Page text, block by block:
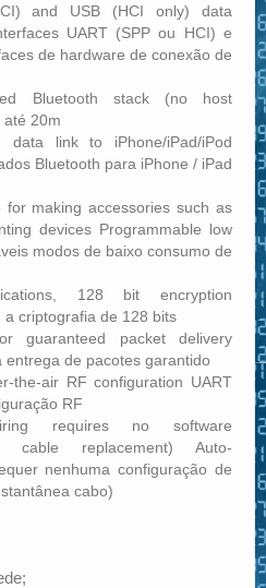
and USB (HCI only) data
UART (SPP ou HCI) e
de hardware de conexão de
Bluetooth stack (no host
até 20m
data link to iPhone/iPad/iPod
Bluetooth para iPhone / iPad
for making accessories such as
devices Programmable low
​​modos de baixo consumo de
128 bit encryption
criptografia de 128 bits
guaranteed packet delivery
de pacotes garantido
the-air RF configuration UART
RF
requires no software
cable replacement) Auto-
nenhuma configuração de
cabo)